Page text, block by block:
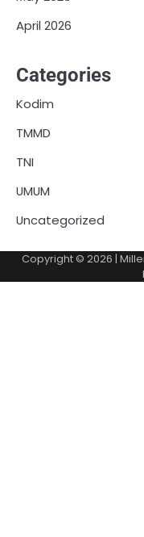
April 2026
Categories
Kodim
TMMD
TNI
UMUM
Uncategorized
Copyright © 2026 |